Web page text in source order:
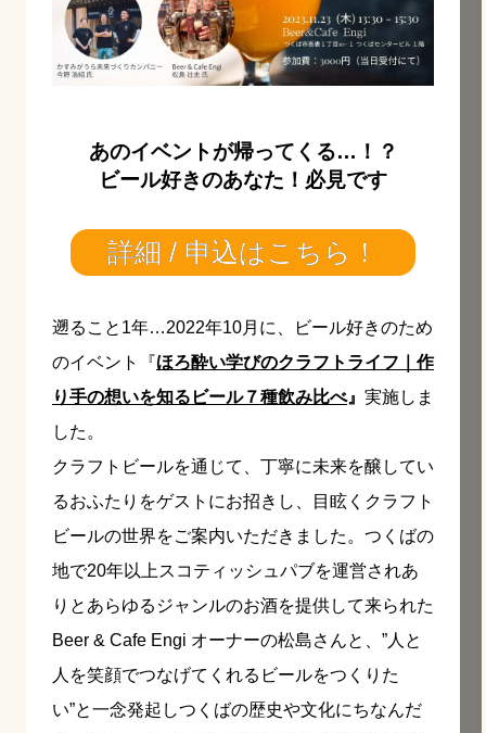
あのイベントが帰ってくる…！？
ビール好きのあなた！必見です
詳細 / 申込はこちら！
遡ること1年…2022年10月に、ビール好きのため
のイベント『ほろ酔い学びのクラフトライフ｜作
り手の想いを知るビール７種飲み比べ』 実施しま
した。
クラフトビールを通じて、丁寧に未来を醸してい
るおふたりをゲストにお招きし、目眩くクラフト
ビールの世界をご案内いただきました。つくばの
地で20年以上スコティッシュパブを運営されあ
りとあらゆるジャンルのお酒を提供して来られた
Beer & Cafe Engi オーナーの松島さんと、”人と
人を笑顔でつなげてくれるビールをつくりた
い”と一念発起しつくばの歴史や文化にちなんだ